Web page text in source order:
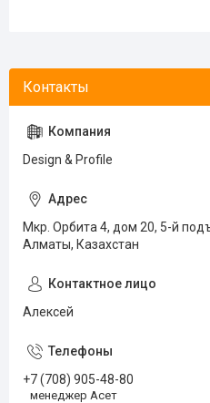
Design & Profile
Мкр. Орбита 4, дом 20, 5-й
Алматы, Казахстан
Алексей
+7 (708) 905-48-80
менеджер Асет